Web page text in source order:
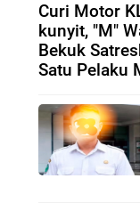
Curi Motor
kunyit, "M"
Bekuk
Satu Pelaku